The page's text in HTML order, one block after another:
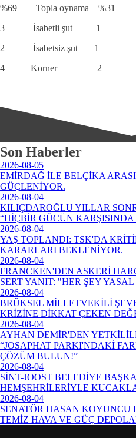
%69 Topla oynama %31
3 İsabetli şut 1
2 İsabetsiz şut 1
4 Korner 2
Son Haberler
2026-08-05
EMİRDAĞ İLE BELÇİKA
GÜÇLENİYOR.
2026-08-04
KILIÇDAROĞLU YILLAR
“HİÇBİR GÜCÜN
2026-08-04
YAŞ TOPLANDI: TSK'DA
KARARLARI BEKLENİYOR.
2026-08-04
FRANCKEN'DEN ASKERİ
SERT YANIT: "HER ŞEY
2026-08-04
BRÜKSEL MİLLETVEKİLİ
KRİZİNE DİKKAT ÇEKEN
2026-08-04
AYHAN DEMİR'DEN
“JOSAPHAT PARKI'NDAKİ
ÇÖZÜM BULUN!”
2026-08-04
SİNT-JOOST BELEDİYE
HEMŞEHRİLERİYLE
2026-08-04
SENATÖR HASAN KOYUNCU
TEMİZ HAVA VE GÜÇ